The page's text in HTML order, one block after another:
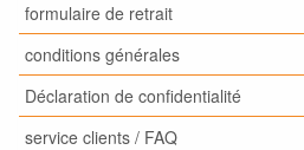
formulaire de retrait
conditions générales
Déclaration de confidentialité
service clients / FAQ